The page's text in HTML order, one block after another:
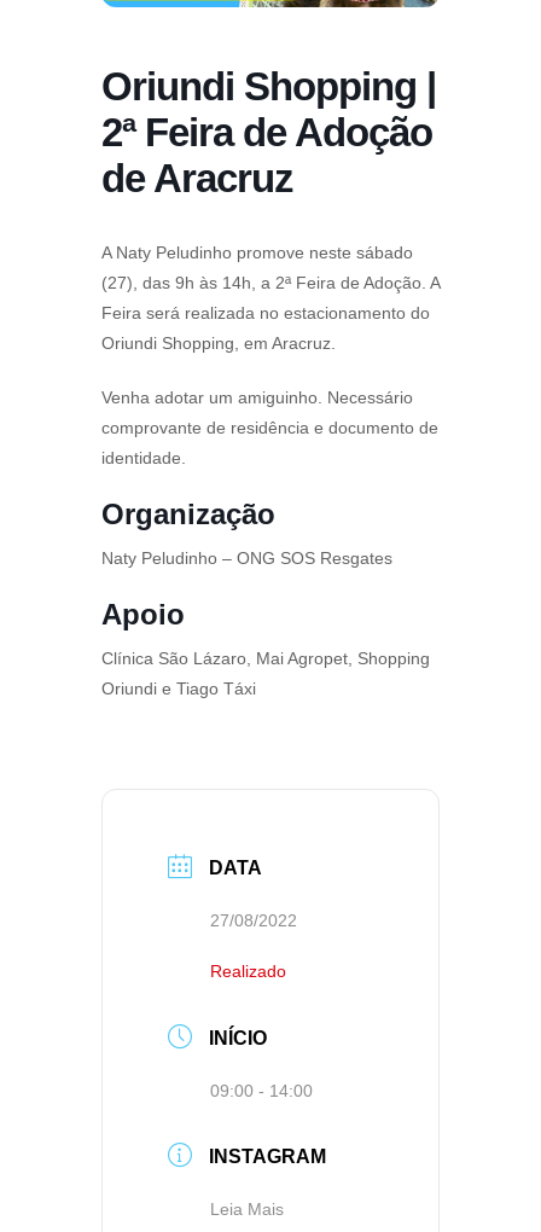
Oriundi Shopping |
2ª Feira de Adoção
de Aracruz
A Naty Peludinho promove neste sábado
(27), das 9h às 14h, a 2ª Feira de Adoção. A
Feira será realizada no estacionamento do
Oriundi Shopping, em Aracruz.
Venha adotar um amiguinho. Necessário
comprovante de residência e documento de
identidade.
Organização
Naty Peludinho – ONG SOS Resgates
Apoio
Clínica São Lázaro, Mai Agropet, Shopping
Oriundi e Tiago Táxi
DATA
27/08/2022
Realizado
INÍCIO
09:00 - 14:00
INSTAGRAM
Leia Mais